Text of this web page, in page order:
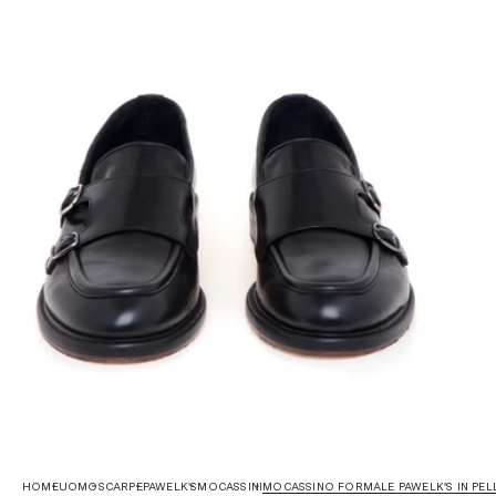
HOMEUOMOSCARPEPAWELK'SMOCASSINIMOCASSINO FORMALE PAWELK'S IN